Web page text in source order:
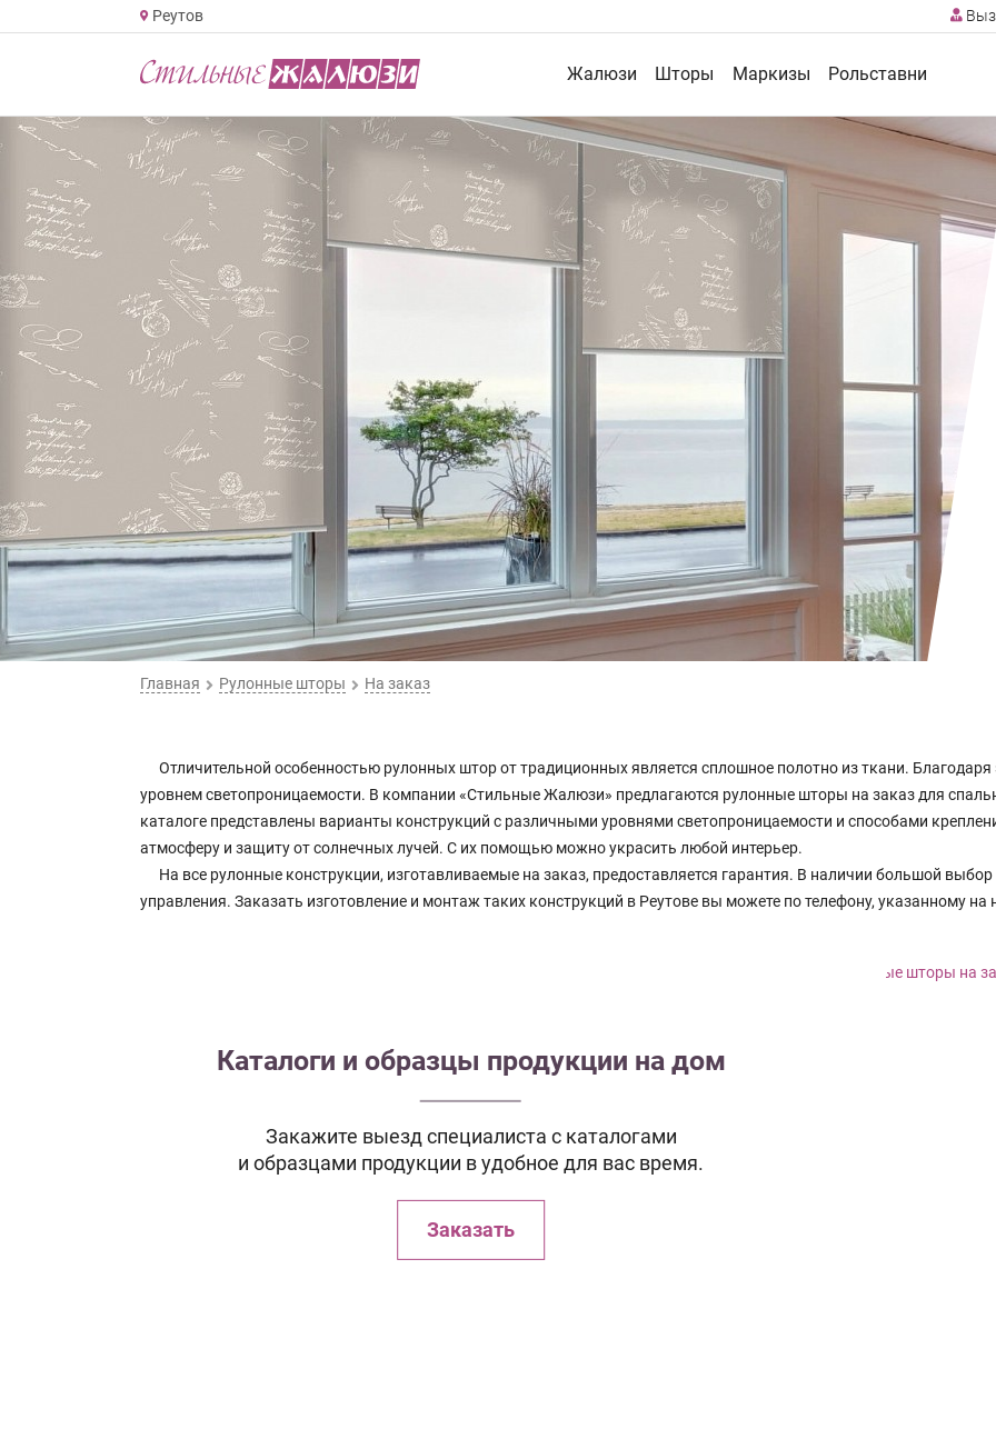
Реутов
Жалюзи Шторы Маркизы Рольставни
Главная Рулонные шторы На заказ
Отличительной особенностью рулонных штор от традиционных является сплошное полотно из ткани.
уровнем светопроницаемости. В компании «Стильные Жалюзи» предлагаются рулонные шторы на заказ для
каталоге представлены варианты конструкций с различными уровнями светопроницаемости и способами
атмосферу и защиту от солнечных лучей. С их помощью можно украсить любой интерьер.
На все рулонные конструкции, изготавливаемые на заказ, предоставляется гарантия. В наличии большой
управления. Заказать изготовление и монтаж таких конструкций в Реутове вы можете по телефону, указанному на
Каталоги и образцы продукции на дом
Закажите выезд специалиста с каталогами
и образцами продукции в удобное для вас время.
Заказать